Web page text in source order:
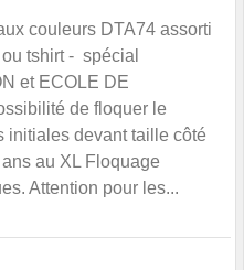
couleurs DTA74 assorti
tshirt - spécial
et ECOLE DE
de floquer le
initiales devant taille côté
au XL Floquage
Attention pour les...